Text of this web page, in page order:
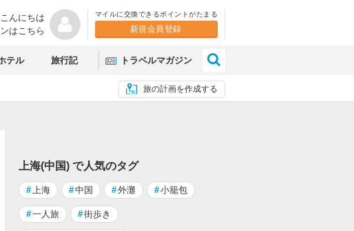
こんにちは
はこちら
マイルに交換できるポイントがたまる
新規会員登録
テル 旅行記 トラベルマガジン
旅の計画を作成する
上海(中国) で人気のタグ
#上海 #中国 #外灘 #小籠包
#一人旅 #街歩き